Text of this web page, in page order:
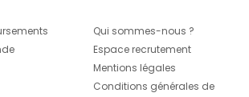
Qui sommes-nous ?
Espace recrutement
Mentions légales
Conditions générales de